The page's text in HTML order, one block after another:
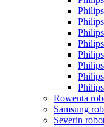
Rowenta
Samsung
Severin